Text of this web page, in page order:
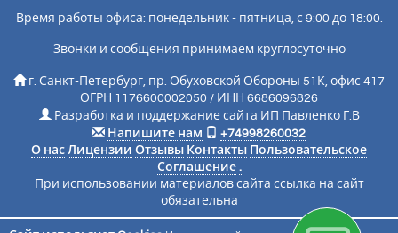
Время работы офиса: понедельник - пятница, с 9:00 до 18:00.
Звонки и сообщения принимаем круглосуточно
г. Санкт-Петербург, пр. Обуховской Обороны 51К, офис 417
ОГРН 1176600002050 / ИНН 6686096826
Разработка и поддержание сайта ИП Павленко Г.В
Напишите нам
+74998260032
О нас Лицензии Отзывы Контакты Пользовательское
Соглашение .
При использовании материалов сайта ссылка на сайт
обязательна